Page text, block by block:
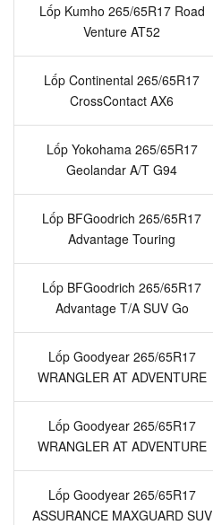
Lốp Kumho 265/65R17 Road
Venture AT52
Lốp Continental 265/65R17
CrossContact AX6
Lốp Yokohama 265/65R17
Geolandar A/T G94
Lốp BFGoodrich 265/65R17
Advantage Touring
Lốp BFGoodrich 265/65R17
Advantage T/A SUV Go
Lốp Goodyear 265/65R17
WRANGLER AT ADVENTURE
Lốp Goodyear 265/65R17
WRANGLER AT ADVENTURE
Lốp Goodyear 265/65R17
ASSURANCE MAXGUARD SUV